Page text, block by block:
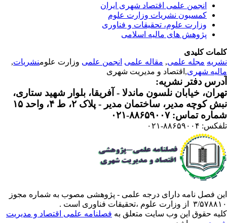
انجمن علمی اقتصاد شهری ایران
کمسیون نشریات وزارت علوم
وزارت علوم، تحقیقات و فناوری
پژوهش های مالیه اسلامی
کلیدی
مجله علمی, مقاله علمی انجمن علمیوزارت علومنشریات,
شهری ,اقتصاد و مدیریت شهری
دفتر نشریه:
خیابان نلسون ماندلا - آفریقا، بلوار شهید ستاری،
کوچه مدیر، ساختمان مدیر - پلاک ۲، ط ۴، واحد ۱۵
تماس: ۸۸۶۵۹۰۰۷-۰۲۱
۸۸۶۵۹۰۰۴-۰۲۱
فصل نامه دارای درجه علمی - پژوهشی مصوب به شماره مجوز
وزارت علوم ،تحقیقات فناوری است .
حقوق این وب سایت متعلق بهفصلنامه علمی اقتصاد و مدیریت